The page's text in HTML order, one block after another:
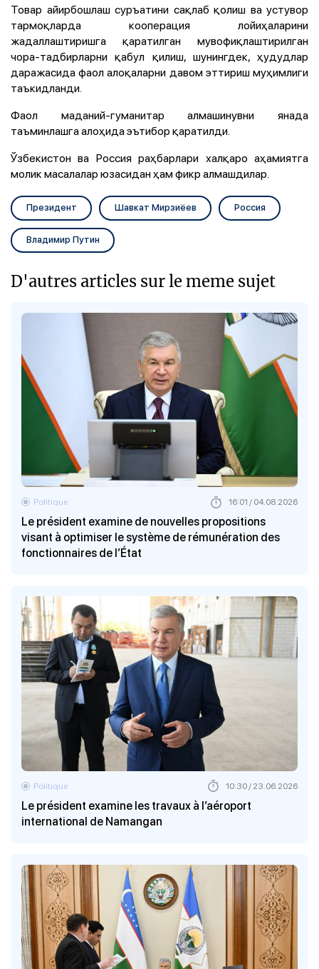
Товар айирбошлаш суръатини сақлаб қолиш ва устувор
тармоқларда кооперация лойиҳаларини
жадаллаштиришга қаратилган мувофиқлаштирилган
чора-тадбирларни қабул қилиш, шунингдек, ҳудудлар
даражасида фаол алоқаларни давом эттириш муҳимлиги
таъкидланди.
Фаол маданий-гуманитар алмашинувни янада
таъминлашга алоҳида эътибор қаратилди.
Ўзбекистон ва Россия раҳбарлари халқаро аҳамиятга
молик масалалар юзасидан ҳам фикр алмашдилар.
Президент Шавкат Мирзиёев Россия
Владимир Путин
D'autres articles sur le meme sujet
Le président examine de nouvelles propositions
visant à optimiser le système de rémunération des
fonctionnaires de l’État
Politique 16:01 / 04.08.2026
Le président examine les travaux à l’aéroport
international de Namangan
Politique 10:30 / 23.06.2026